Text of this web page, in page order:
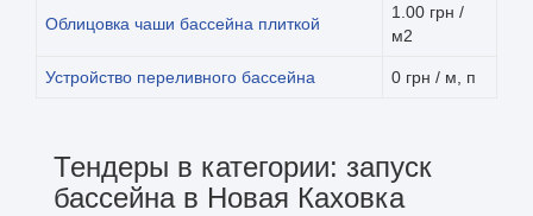
Облицовка чаши бассейна плиткой
1.00 грн /
м2
Устройство переливного бассейна 0 грн / м, п
Тендеры в категории: запуск
бассейна в Новая Каховка